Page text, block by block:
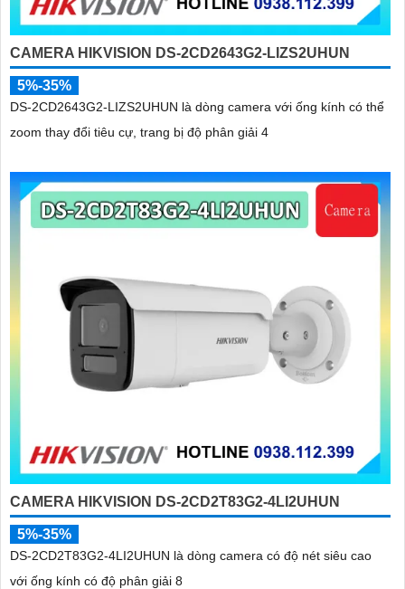
CAMERA HIKVISION DS-2CD2643G2-LIZS2UHUN
5%-35%
DS-2CD2643G2-LIZS2UHUN là dòng camera với ống kính có thể
zoom thay đổi tiêu cự, trang bị độ phân giải 4
CAMERA HIKVISION DS-2CD2T83G2-4LI2UHUN
5%-35%
DS-2CD2T83G2-4LI2UHUN là dòng camera có độ nét siêu cao
với ống kính có độ phân giải 8